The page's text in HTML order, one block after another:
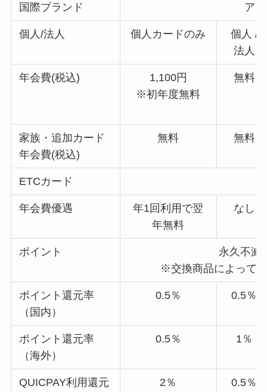
国際ブランド ア
個人/法人 個人カードのみ
個人 /
法人
年会費(税込)
1,100円
※初年度無料
無料
家族・追加カード
年会費(税込)
無料 無料
ETCカード
年会費優遇
年1回利用で翌
年無料
なし
ポイント
永久不滅
※交換商品によって
ポイント還元率
（国内）
0.5％ 0.5％
ポイント還元率
（海外）
0.5％ 1％
QUICPAY利用還元
2％ 0.5％